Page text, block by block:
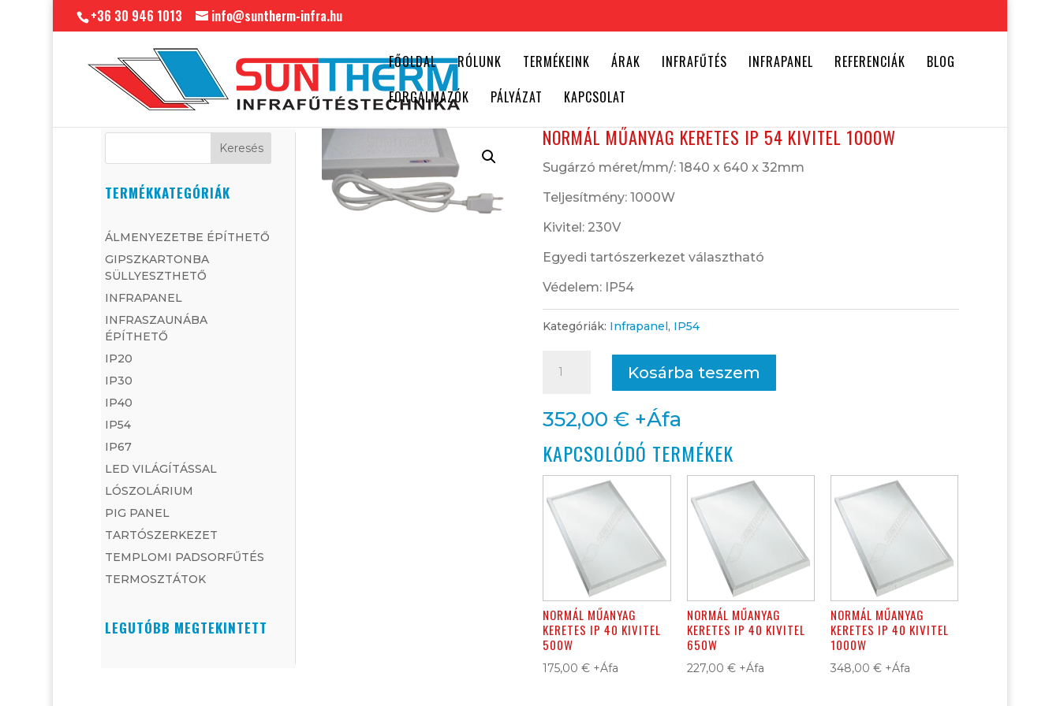
+36 30 946 1013 info@suntherm-infra.hu
FŐOLDAL RÓLUNK TERMÉKEINK ÁRAK INFRAFŰTÉS INFRAPANEL REFERENCIÁK
BLOG
FORGALMAZÓK
PÁLYÁZAT KAPCSOLAT
Keresés
TERMÉKKATEGÓRIÁK
ÁLMENYEZETBE ÉPÍTHETŐ
GIPSZKARTONBA
SÜLLYESZTHETŐ
INFRAPANEL
INFRASZAUNÁBA
ÉPÍTHETŐ
IP20
IP30
IP40
IP54
IP67
LED VILÁGÍTÁSSAL
LÓSZOLÁRIUM
PIG PANEL
TARTÓSZERKEZET
TEMPLOMI PADSORFŰTÉS
TERMOSZTÁTOK
LEGUTÓBB MEGTEKINTETT
NORMÁL MŰANYAG KERETES IP 54 KIVITEL 1000W
Sugárzó méret/mm/: 1840 x 640 x 32mm
Teljesítmény: 1000W
Kivitel: 230V
Egyedi tartószerkezet választható
Védelem: IP54
Kategóriák: Infrapanel, IP54
KERETES
54
KIVITEL
1000W
mennyiség
Kosárba teszem
352,00€ +Áfa
KAPCSOLÓDÓ TERMÉKEK
NORMÁL MŰANYAG
KERETES IP 40 KIVITEL
500W
175,00€ +Áfa
NORMÁL MŰANYAG
KERETES IP 40 KIVITEL
650W
227,00 € +Áfa
NORMÁL MŰANYAG
KERETES IP 40 KIVITEL
1000W
348,00€ +Áfa